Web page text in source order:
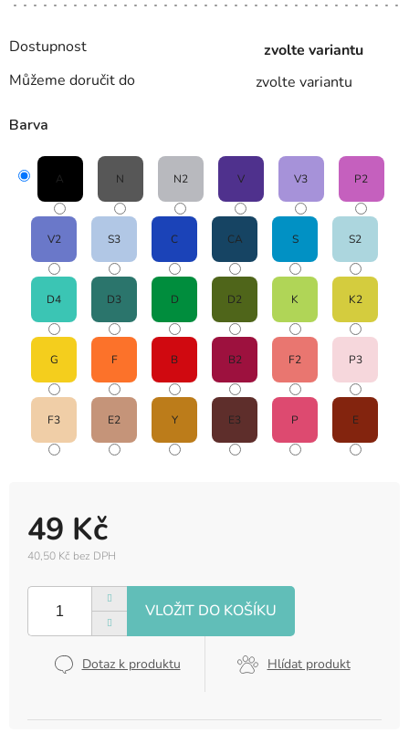
Dostupnost
zvolte variantu
Můžeme doručit do
zvolte variantu
49 Kč
40,50 Kč bez DPH
cena:
Dotaz k produktu Hlídat produkt
Barva
A N N2 V V3 P2
V2 S3 C CA S S2
D4 D3 D D2 K K2
G F B B2 F2 P3
F3 E2 Y E3 P E